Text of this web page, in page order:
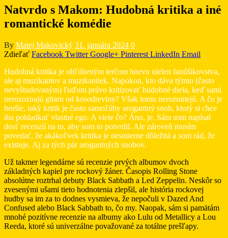
Natvrdo s Makom: Hudobná kritika a iné
romantické komédie
By Matej Makovický 31. januára 2024 0
Zdieľať Facebook Twitter Google+ Pinterest LinkedIn Email
Hudobná kritika je obľúbeným terčom hnevu nielen fanúšikovstva,
ale aj muzikantov a muzikantiek. Napokon, kto dáva týmto (často
nevyštudovaným) ľuďom právo kritizovať hudobné diela, keď sami
nerozoznajú gitaru od kosodreviny? Však tomu nerozumejú. A čo je
horšie, taký kritik je často samoľúby arogantný snob, ktorý si chce
iba pohladkať vlastné ego. A viete čo? Áno, je. Sám som napísal
dosť recenzií na to, aby som to potvrdil. Ale zároveň musím
povedať, že akákoľvek kritika je nesmierne dôležitá a som rád, že
existuje. Aj za tých pár arogantných snobov.
Už takmer legendárne sú recenzie prvých albumov dvoch
základných kapiel pre rockový žáner. Časopis Rolling Stone
absolútne roztrhal debuty Black Sabbath a Led Zeppelin. Neskôr so
zvesenými ušami tieto hodnotenia zlepšil, ale história rockovej
hudby sa im za to dodnes vysmieva, že nepočuli v Dazed And
Confused alebo Black Sabbath to, čo my. Naopak, sám si pamätám
mnohé pozitívne recenzie na albumy ako Lulu od Metallicy a Lou
Reeda, ktoré sú univerzálne považované za totálne prešľapy.